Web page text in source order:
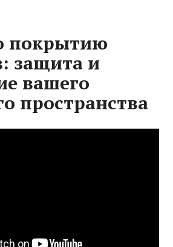
покрытию
защита и
вашего
пространства